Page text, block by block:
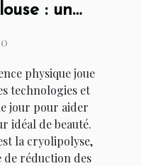
: un
physique joue
technologies et
jour pour aider
idéal de beauté.
la cryolipolyse,
de réduction des